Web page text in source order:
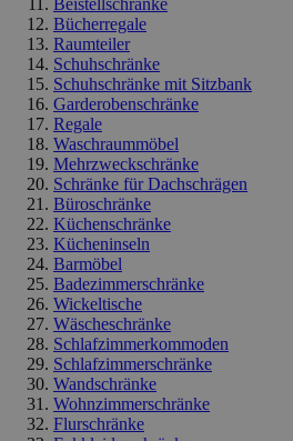
Beistellschränke
Bücherregale
Raumteiler
Schuhschränke
Schuhschränke mit Sitzbank
Garderobenschränke
Regale
Waschraummöbel
Mehrzweckschränke
Schränke für Dachschrägen
Büroschränke
Küchenschränke
Kücheninseln
Barmöbel
Badezimmerschränke
Wickeltische
Wäscheschränke
Schlafzimmerkommoden
Schlafzimmerschränke
Wandschränke
Wohnzimmerschränke
Flurschränke